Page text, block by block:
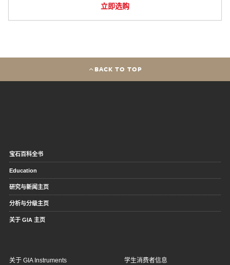
立即选购
BACK TO TOP
宝石百科全书
Education
研究与新闻主页
分析与分级主页
关于 GIA 主页
关于 GIA Instruments 学生消费者信息